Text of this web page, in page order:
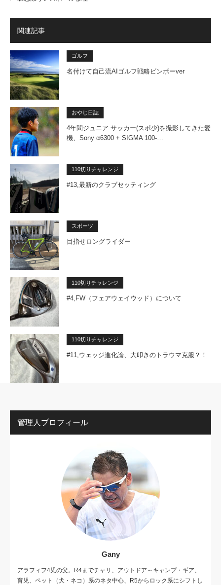
関連記事
ゴルフ
名付けて自己流AIゴルフ戦略ビンボーver
おやじ日誌
4年間ジュニア サッカー(スポ少)を撮影してきた愛
機、Sony α6300 + SIGMA 100-…
110切りチャレンジ
#13,最新のクラブセッティング
スポーツ
目指せロングライダー
110切りチャレンジ
#4,FW（フェアウェイウッド）について
110切りチャレンジ
#11,ウェッジ進化論、大叩きのトラウマ克服？！
管理人プロフィール
Gany
アラフィフ4児の父。R4までチャリ、アウトドア～キャンプ・ギア、
育児、ペット（犬・ネコ）系のネタ中心、R5からロック系にシフトし